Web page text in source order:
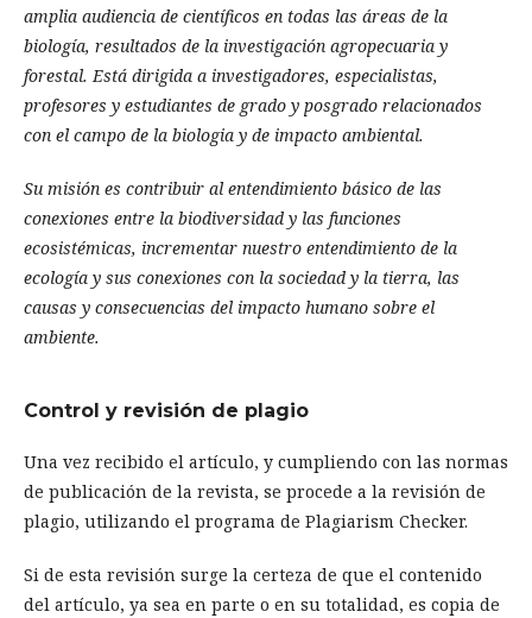
amplia audiencia de científicos en todas las áreas de la
biología, resultados de la investigación agropecuaria y
forestal. Está dirigida a investigadores, especialistas,
profesores y estudiantes de grado y posgrado relacionados
con el campo de la biologia y de impacto ambiental.
Su misión es contribuir al entendimiento básico de las
conexiones entre la biodiversidad y las funciones
ecosistémicas, incrementar nuestro entendimiento de la
ecologí­a y sus conexiones con la sociedad y la tierra, las
causas y consecuencias del impacto humano sobre el
ambiente.
Control y revisión de plagio
Una vez recibido el artículo, y cumpliendo con las normas
de publicación de la revista, se procede a la revisión de
plagio, utilizando el programa de Plagiarism Checker.
Si de esta revisión surge la certeza de que el contenido
del artículo, ya sea en parte o en su totalidad, es copia de